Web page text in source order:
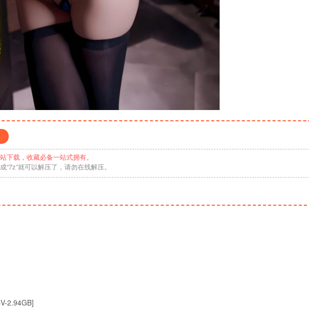
下载，收藏必备一站式拥有。
就可以解压了，请勿在线解压。
2.94GB]